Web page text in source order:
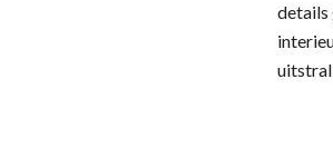
details